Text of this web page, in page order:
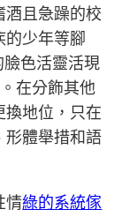
酒且急躁的校
的少年等腳
色活靈活現
在分飾其他
換地位，只在
形體舉措和語
情綠的系統傢